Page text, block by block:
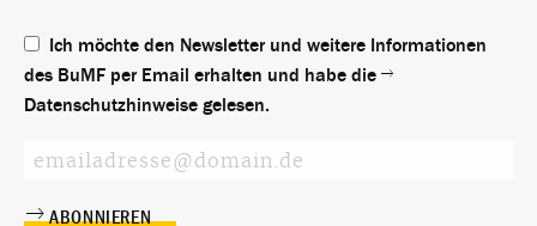
Ich möchte den Newsletter und weitere Informationen
des BuMF per Email erhalten und habe die
Datenschutzhinweise gelesen.